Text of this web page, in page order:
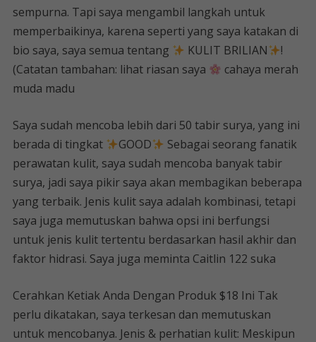
sempurna. Tapi saya mengambil langkah untuk
memperbaikinya, karena seperti yang saya katakan di
bio saya, saya semua tentang
KULIT BRILIAN
!
(Catatan tambahan: lihat riasan saya
cahaya merah
muda madu
Saya sudah mencoba lebih dari 50 tabir surya, yang ini
berada di tingkat
GOOD
Sebagai seorang fanatik
perawatan kulit, saya sudah mencoba banyak tabir
surya, jadi saya pikir saya akan membagikan beberapa
yang terbaik. Jenis kulit saya adalah kombinasi, tetapi
saya juga memutuskan bahwa opsi ini berfungsi
untuk jenis kulit tertentu berdasarkan hasil akhir dan
faktor hidrasi. Saya juga meminta Caitlin 122 suka
Cerahkan Ketiak Anda Dengan Produk $18 Ini Tak
perlu dikatakan, saya terkesan dan memutuskan
untuk mencobanya. Jenis & perhatian kulit: Meskipun